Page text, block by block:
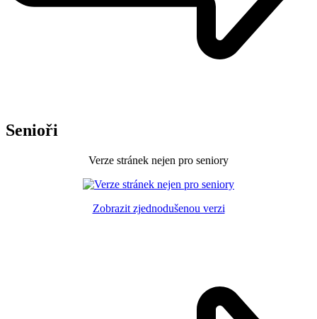
Senioři
Verze stránek nejen pro seniory
Zobrazit zjednodušenou verzi